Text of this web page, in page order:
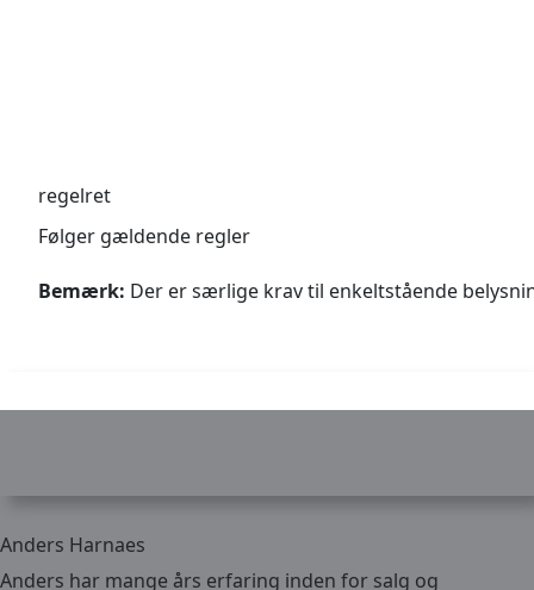
Følger gældende regler
regelret
Bemærk: Der er særlige krav til enkeltstående
Anders Harnaes
Anders har mange års erfaring inden for salg og